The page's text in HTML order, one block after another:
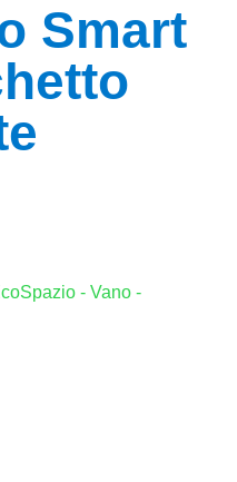
Smart